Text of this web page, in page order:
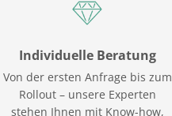
Individuelle Beratung
Von der ersten Anfrage bis zum
Rollout – unsere Experten
stehen Ihnen mit Know-how,